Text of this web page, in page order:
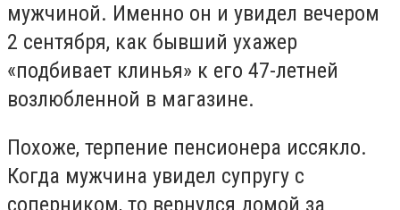
мужчиной. Именно он и увидел вечером
2 сентября, как бывший ухажер
«подбивает клинья» к его 47-летней
возлюбленной в магазине.
Похоже, терпение пенсионера иссякло.
Когда мужчина увидел супругу с
соперником, то вернулся домой за